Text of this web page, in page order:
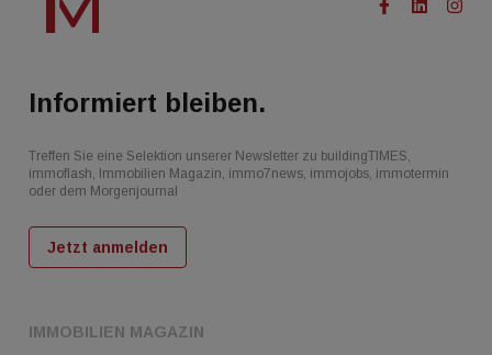
IMMOBILIEN MAGAZIN
Informiert bleiben.
Treffen Sie eine Selektion unserer Newsletter zu buildingTIMES,
immoflash, Immobilien Magazin, immo7news, immojobs, immotermin
oder dem Morgenjournal
Jetzt anmelden